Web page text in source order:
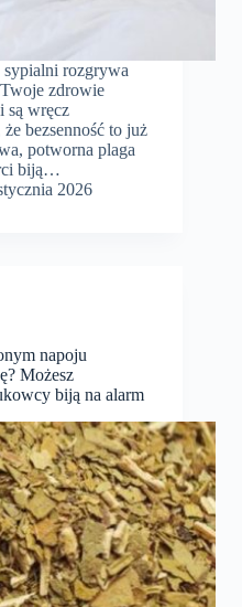
rozgrywa
zdrowie
są wręcz
bezsenność to już
potworna plaga
biją…
2026
napoju
Możesz
biją na alarm